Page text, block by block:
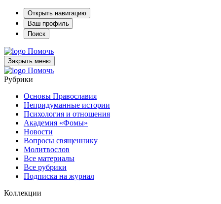
Открыть навигацию
Ваш профиль
Поиск
Помочь
Закрыть меню
Помочь
Рубрики
Основы Православия
Непридуманные истории
Психология и отношения
Академия «Фомы»
Новости
Вопросы священнику
Молитвослов
Все материалы
Все рубрики
Подписка на журнал
Коллекции